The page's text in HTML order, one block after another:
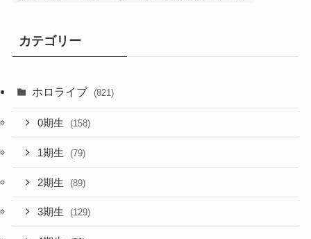
カテゴリー
ホロライブ (821)
0期生 (158)
1期生 (79)
2期生 (89)
3期生 (129)